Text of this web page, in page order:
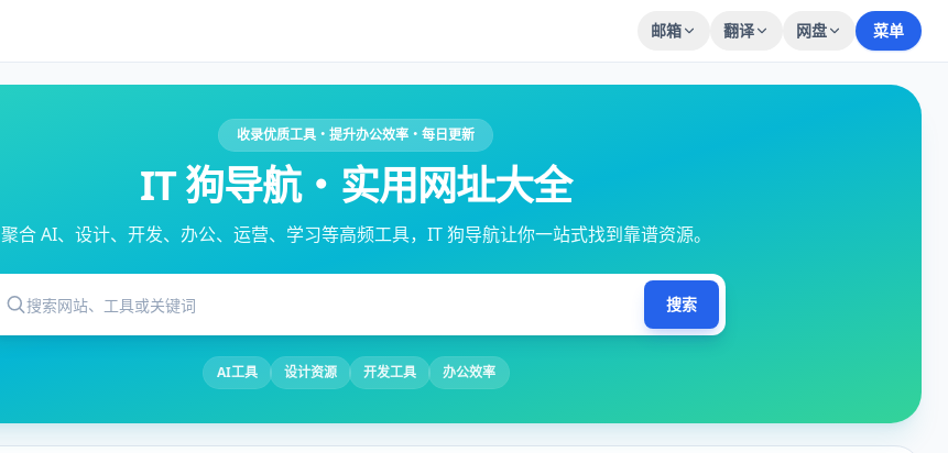
邮箱 翻译 网盘 菜单
收录优质工具・提升办公效率・每日更新
IT 狗导航・实用网址大全
聚合 AI、设计、开发、办公、运营、学习等高频工具，IT 狗导航让你一站式找到靠谱资源。
搜索网站、工具或关键词 搜索
AI工具 设计资源 开发工具 办公效率